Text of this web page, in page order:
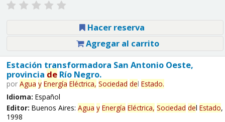
Hacer reserva
Agregar al carrito
Estación transformadora San Antonio Oeste,
provincia deRío Negro.
por Agua y Energía Eléctrica, Sociedad del Estado.
Idioma: Español
Editor: Buenos Aires: Agua y Energía Eléctrica, Sociedad del Estado,
1998